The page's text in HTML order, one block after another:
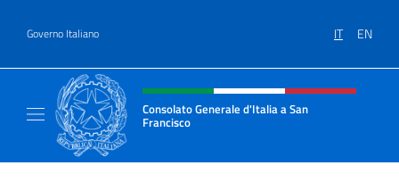
Governo Italiano IT EN
Intestazione sito, social e menù
Consolato Generale d'Italia a San
Francisco